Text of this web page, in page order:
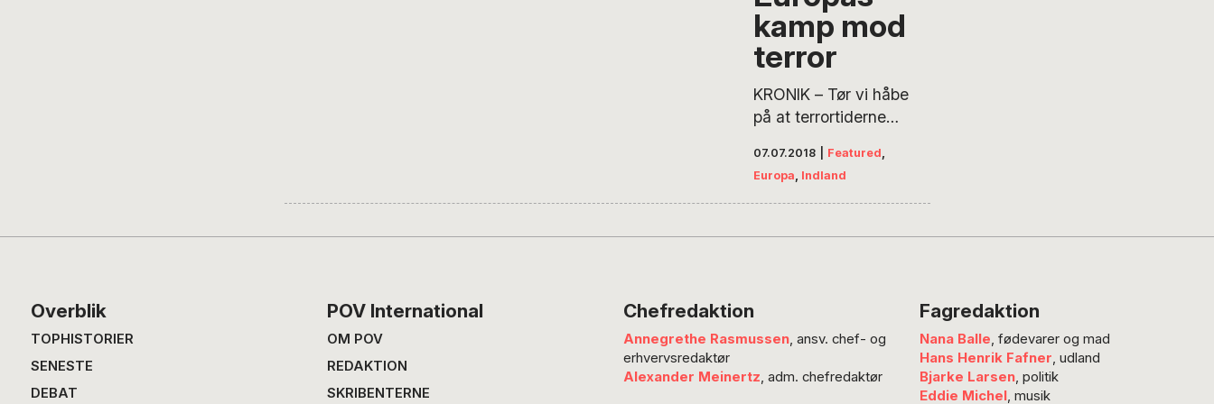
en politik, der både
forstærker terrortruslen
og tilsidesætter
humanitære hensyn.
Sådan skriver Steffen
Groth, der mener, at…
kamp mod
terror
KRONIK – Tør vi håbe
på at terrortiderne
Europa? Thomas
Johannes Erichsen
sammenfatter de
antallet af terrorangreb
er reduceret markant
fald i Irak og Syrien, er
07.07.2018 Featured,
Europa, Indland
Footer
Overblik
TOPHISTORIER
SENESTE
DEBAT
POV International
OM POV
REDAKTION
SKRIBENTERNE
Chefredaktion
Annegrethe Rasmussen, ansv. chef- og
erhvervsredaktør
Alexander Meinertz, adm. chefredaktør
Fagredaktion
Nana Balle, fødevarer og mad
Hans Henrik Fafner, udland
Bjarke Larsen, politik
Eddie Michel, musik